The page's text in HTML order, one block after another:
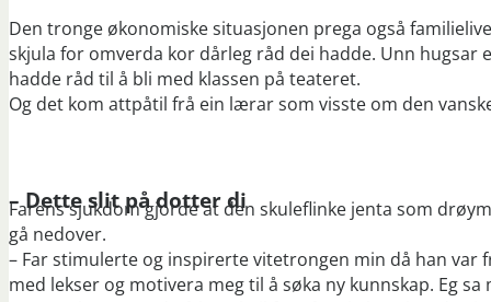
Den tronge økonomiske situasjonen prega også
skjula for omverda kor dårleg råd dei hadde. Unn
hadde råd til å bli med klassen på teateret.
Og det kom attpåtil frå ein lærar som visste om den
​– Dette slit på dotter di
Farens sjukdom gjorde at den skuleflinke jenta som
gå nedover.
– Far stimulerte og inspirerte vitetrongen min då han var
med lekser og motivera meg til å søka ny kunnskap. Eg